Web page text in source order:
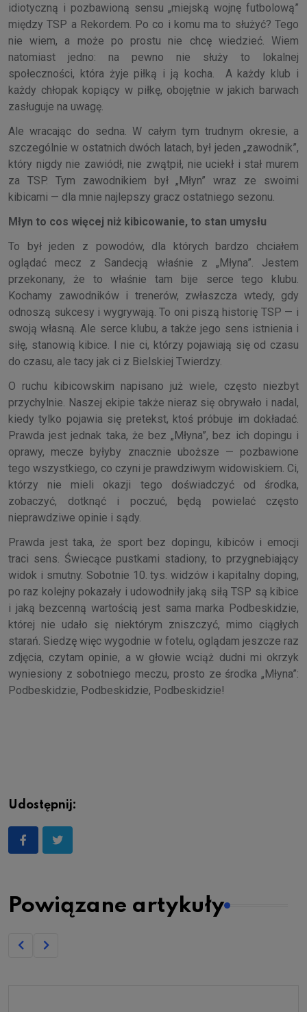
idiotyczną i pozbawioną sensu „miejską wojnę futbolową”
między TSP a Rekordem. Po co i komu ma to służyć? Tego
nie wiem, a może po prostu nie chcę wiedzieć. Wiem
natomiast jedno: na pewno nie służy to lokalnej
społeczności, która żyje piłką i ją kocha. A każdy klub i
każdy chłopak kopiący w piłkę, obojętnie w jakich barwach
zasługuje na uwagę.
Ale wracając do sedna. W całym tym trudnym okresie, a
szczególnie w ostatnich dwóch latach, był jeden „zawodnik”,
który nigdy nie zawiódł, nie zwątpił, nie uciekł i stał murem
za TSP. Tym zawodnikiem był „Młyn” wraz ze swoimi
kibicami — dla mnie najlepszy gracz ostatniego sezonu.
Młyn to cos więcej niż kibicowanie, to stan umysłu
To był jeden z powodów, dla których bardzo chciałem
oglądać mecz z Sandecją właśnie z „Młyna”. Jestem
przekonany, że to właśnie tam bije serce tego klubu.
Kochamy zawodników i trenerów, zwłaszcza wtedy, gdy
odnoszą sukcesy i wygrywają. To oni piszą historię TSP — i
swoją własną. Ale serce klubu, a także jego sens istnienia i
siłę, stanowią kibice. I nie ci, którzy pojawiają się od czasu
do czasu, ale tacy jak ci z Bielskiej Twierdzy.
O ruchu kibicowskim napisano już wiele, często niezbyt
przychylnie. Naszej ekipie także nieraz się obrywało i nadal,
kiedy tylko pojawia się pretekst, ktoś próbuje im dokładać.
Prawda jest jednak taka, że bez „Młyna”, bez ich dopingu i
oprawy, mecze byłyby znacznie uboższe — pozbawione
tego wszystkiego, co czyni je prawdziwym widowiskiem. Ci,
którzy nie mieli okazji tego doświadczyć od środka,
zobaczyć, dotknąć i poczuć, będą powielać często
nieprawdziwe opinie i sądy.
Prawda jest taka, że sport bez dopingu, kibiców i emocji
traci sens. Świecące pustkami stadiony, to przygnebiający
widok i smutny. Sobotnie 10. tys. widzów i kapitalny doping,
po raz kolejny pokazały i udowodniły jaką siłą TSP są kibice
i jaką bezcenną wartością jest sama marka Podbeskidzie,
której nie udało się niektórym zniszczyć, mimo ciągłych
starań. Siedzę więc wygodnie w fotelu, oglądam jeszcze raz
zdjęcia, czytam opinie, a w głowie wciąż dudni mi okrzyk
wyniesiony z sobotniego meczu, prosto ze środka „Młyna”:
Podbeskidzie, Podbeskidzie, Podbeskidzie!
Udostępnij:
Powiązane artykuły